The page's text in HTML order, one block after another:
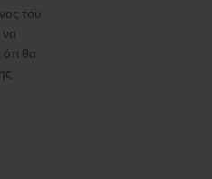
του
θα